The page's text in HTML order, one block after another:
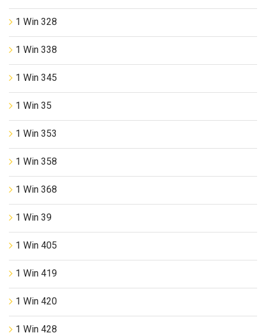
1 Win 328
1 Win 338
1 Win 345
1 Win 35
1 Win 353
1 Win 358
1 Win 368
1 Win 39
1 Win 405
1 Win 419
1 Win 420
1 Win 428